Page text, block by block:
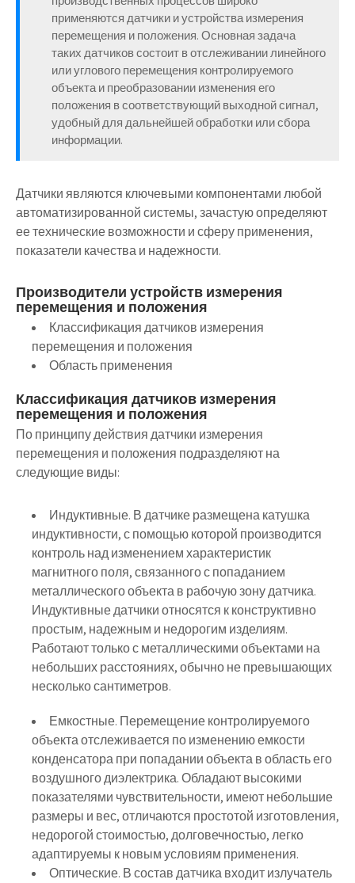
применяются датчики и устройства измерения
перемещения и положения. Основная задача
таких датчиков состоит в отслеживании линейного
или углового перемещения контролируемого
объекта и преобразовании изменения его
положения в соответствующий выходной сигнал,
удобный для дальнейшей обработки или сбора
информации.
Датчики являются ключевыми компонентами любой
автоматизированной системы, зачастую определяют
ее технические возможности и сферу применения,
показатели качества и надежности.
Производители устройств измерения
перемещения и положения
Классификация датчиков измерения
перемещения и положения
Область применения
Классификация датчиков измерения
перемещения и положения
По принципу действия датчики измерения
перемещения и положения подразделяют на
следующие виды:
Индуктивные. В датчике размещена катушка
индуктивности, с помощью которой производится
контроль над изменением характеристик
магнитного поля, связанного с попаданием
металлического объекта в рабочую зону датчика.
Индуктивные датчики относятся к конструктивно
простым, надежным и недорогим изделиям.
Работают только с металлическими объектами на
небольших расстояниях, обычно не превышающих
несколько сантиметров.
Емкостные. Перемещение контролируемого
объекта отслеживается по изменению емкости
конденсатора при попадании объекта в область его
воздушного диэлектрика. Обладают высокими
показателями чувствительности, имеют небольшие
размеры и вес, отличаются простотой изготовления,
недорогой стоимостью, долговечностью, легко
адаптируемы к новым условиям применения.
Оптические. В состав датчика входит излучатель